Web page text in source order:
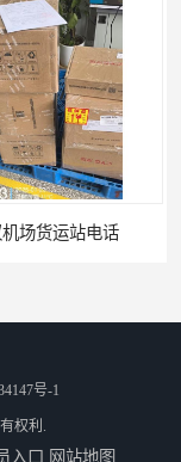
号-1
权利.
入口 网站地图